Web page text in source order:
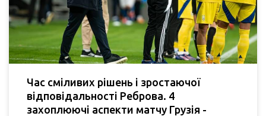
Час сміливих рішень і зростаючої
відповідальності Реброва. 4
захоплюючі аспекти матчу Грузія -